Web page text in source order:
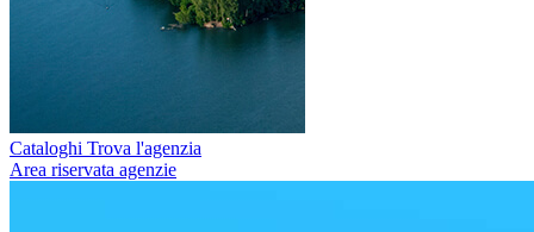
Cataloghi Trova l'agenzia
Area riservata agenzie